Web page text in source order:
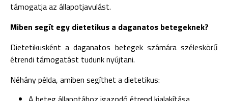
támogatja az állapotjavulást.
Miben segít egy dietetikus a daganatos betegeknek?
Dietetikusként a daganatos betegek számára széleskörű
étrendi támogatást tudunk nyújtani.
Néhány példa, amiben segíthet a dietetikus: